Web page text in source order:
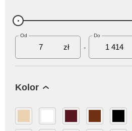
zł
Od
-
Do
Kolor